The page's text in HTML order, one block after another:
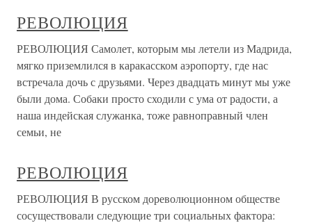
РЕВОЛЮЦИЯ
РЕВОЛЮЦИЯ Самолет, которым мы летели из Мадрида,
мягко приземлился в каракасском аэропорту, где нас
встречала дочь с друзьями. Через двадцать минут мы уже
были дома. Собаки просто сходили с ума от радости, а
наша индейская служанка, тоже равноправный член
семьи, не
РЕВОЛЮЦИЯ
РЕВОЛЮЦИЯ В русском дореволюционном обществе
сосуществовали следующие три социальных фактора: